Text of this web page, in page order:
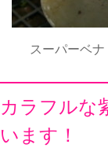
スーパーベ
カラフルな
います！